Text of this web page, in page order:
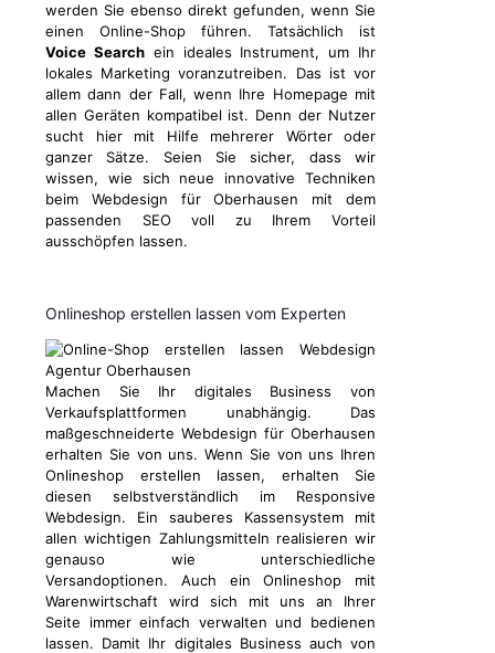
werden Sie ebenso direkt gefunden, wenn Sie
einen Online-Shop führen. Tatsächlich ist
Voice Searchein ideales Instrument, um Ihr
lokales Marketing voranzutreiben. Das ist vor
allem dann der Fall, wenn Ihre Homepage mit
allen Geräten kompatibel ist. Denn der Nutzer
sucht hier mit Hilfe mehrerer Wörter oder
ganzer Sätze. Seien Sie sicher, dass wir
wissen, wie sich neue innovative Techniken
beim Webdesign für Oberhausen mit dem
passenden SEO voll zu Ihrem Vorteil
ausschöpfen lassen.
Onlineshop erstellen lassen vom Experten
Machen Sie Ihr digitales Business von
Verkaufsplattformen unabhängig. Das
maßgeschneiderte Webdesign für Oberhausen
erhalten Sie von uns. Wenn Sie von uns Ihren
Onlineshop erstellen lassen, erhalten Sie
diesen selbstverständlich im Responsive
Webdesign. Ein sauberes Kassensystem mit
allen wichtigen Zahlungsmitteln realisieren wir
genauso wie unterschiedliche
Versandoptionen. Auch ein Onlineshop mit
Warenwirtschaft wird sich mit uns an Ihrer
Seite immer einfach verwalten und bedienen
lassen. Damit Ihr digitales Business auch von